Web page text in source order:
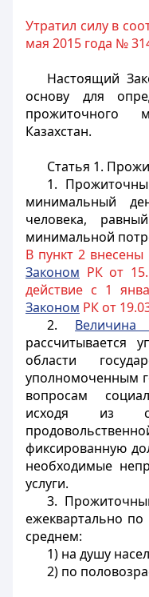
Утратил силу в
мая 2015 года №
Настоящий
основу для
прожиточного
Казахстан.
Статья 1.
1.
минимальный
человека,
минимальной
В пункт 2 внесены
Законом РК от
действие с 1
Законом РК от
2.
рассчитывается
области
уполномоченным
вопросам
исходя из
фиксированную
необходимые
услуги.
3.
ежеквартально
среднем:
1) на душу
2) по